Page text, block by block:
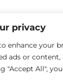
privacy
enhance your
ads or content,
"Accept All",
Konfiguration aufrufen
Datensatz anlegen